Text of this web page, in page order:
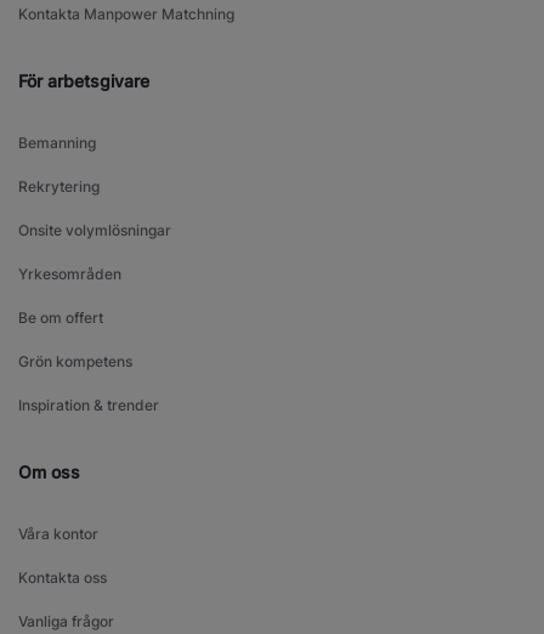
Kontakta Manpower Matchning
För arbetsgivare
Bemanning
Rekrytering
Onsite volymlösningar
Yrkesområden
Be om offert
Grön kompetens
Inspiration & trender
Om oss
Våra kontor
Kontakta oss
Vanliga frågor